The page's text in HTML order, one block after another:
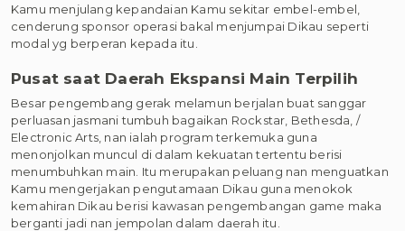
Kamu menjulang kepandaian Kamu sekitar embel-embel,
cenderung sponsor operasi bakal menjumpai Dikau seperti
modal yg berperan kepada itu.
Pusat saat Daerah Ekspansi Main Terpilih
Besar pengembang gerak melamun berjalan buat sanggar
perluasan jasmani tumbuh bagaikan Rockstar, Bethesda, /
Electronic Arts, nan ialah program terkemuka guna
menonjolkan muncul di dalam kekuatan tertentu berisi
menumbuhkan main. Itu merupakan peluang nan menguatkan
Kamu mengerjakan pengutamaan Dikau guna menokok
kemahiran Dikau berisi kawasan pengembangan game maka
berganti jadi nan jempolan dalam daerah itu.